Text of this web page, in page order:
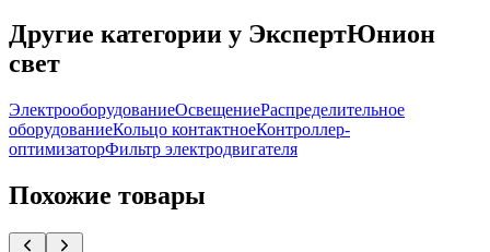
Другие категории у ЭкспертЮнион
свет
ЭлектрооборудованиеОсвещениеРаспределительное
оборудованиеКольцо контактноеКонтроллер-
оптимизаторФильтр электродвигателя
Похожие товары